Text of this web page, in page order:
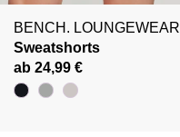
BENCH. LOUNGEWEAR
Sweatshorts
ab 24,99 €